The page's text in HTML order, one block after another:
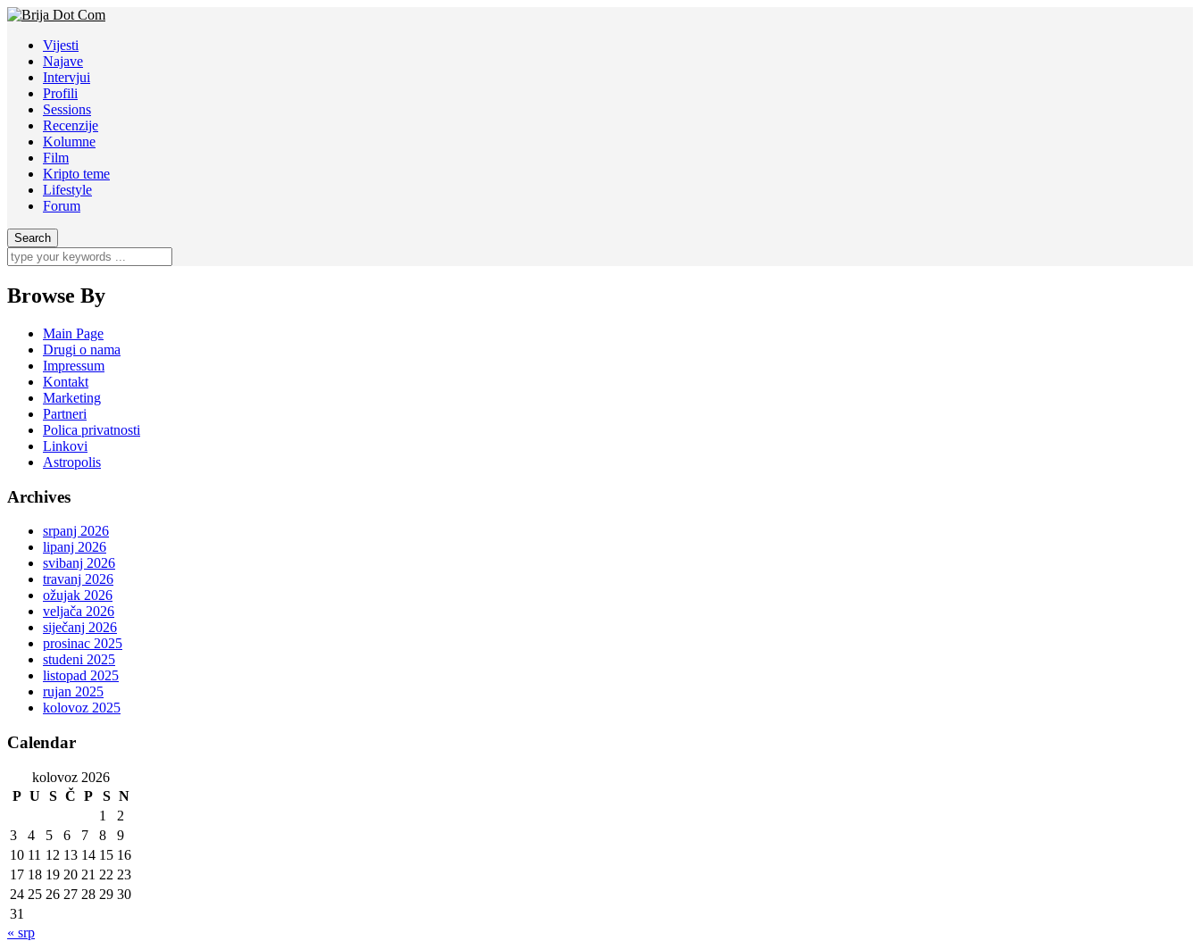
Vijesti
Najave
Intervjui
Profili
Sessions
Recenzije
Kolumne
Film
Kripto teme
Lifestyle
Forum
Browse By
Main Page
Drugi o nama
Impressum
Kontakt
Marketing
Partneri
Polica privatnosti
Linkovi
Astropolis
Archives
srpanj 2026
lipanj 2026
svibanj 2026
travanj 2026
ožujak 2026
veljača 2026
siječanj 2026
prosinac 2025
studeni 2025
listopad 2025
rujan 2025
kolovoz 2025
Calendar
kolovoz 2026
P U S Č P S N
1
2
3
4 5 6 7 8
9
10 11 12 13 14 15 16
17 18 19 20 21 22 23
24 25 26 27 28 29 30
31
« srp